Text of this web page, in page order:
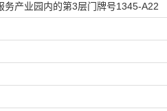
务产业园内的第3层门牌号1345-A22